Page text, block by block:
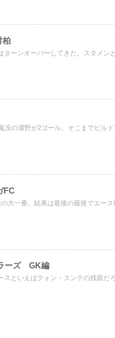
柏
ターンオーバーしてきた。スタメン
没の濃野が2ゴール。そこまでビル
FC
大一番。結果は最後の最後でエー
ーズ GK編
スといえばクォン・スンテの残留だ